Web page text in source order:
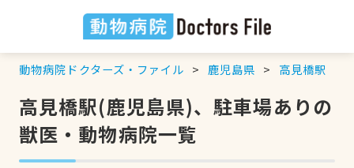
動物病院ドクターズ・ファイル 鹿児島県 高見橋駅
高見橋駅(鹿児島県)、駐車場ありの
獣医・動物病院一覧